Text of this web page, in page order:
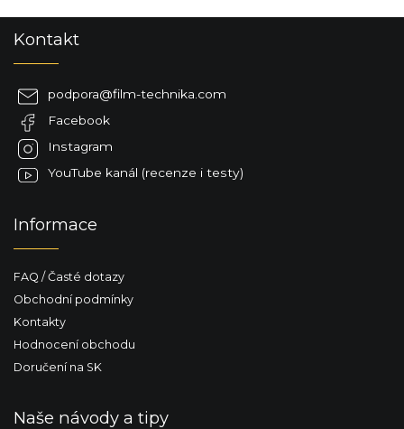
Kontakt
podpora@film-technika.com
Facebook
Instagram
YouTube kanál (recenze i testy)
Informace
FAQ / Časté dotazy
Obchodní podmínky
Kontakty
Hodnocení obchodu
Doručení na SK
Naše návody a tipy